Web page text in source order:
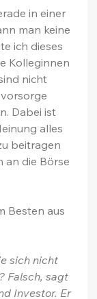
in einer
man keine
ich dieses
Kolleginnen
nicht
Dabei ist
alles
beitragen
an die Börse
Besten aus
sich nicht
Falsch, sagt
Investor. Er